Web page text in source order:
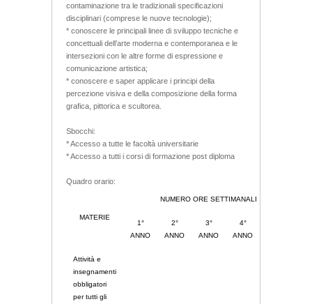
contaminazione tra le tradizionali specificazioni
disciplinari (comprese le nuove tecnologie);
* conoscere le principali linee di sviluppo tecniche e
concettuali dell’arte moderna e contemporanea e le
intersezioni con le altre forme di espressione e
comunicazione artistica;
* conoscere e saper applicare i principi della
percezione visiva e della composizione della forma
grafica, pittorica e scultorea.
Sbocchi:
* Accesso a tutte le facoltà universitarie
* Accesso a tutti i corsi di formazione post diploma
Quadro orario:
MATERIE
NUMERO ORE SETTIMANALI
1°
ANNO
2°
ANNO
3°
ANNO
4°
ANNO
Attività e
insegnamenti
obbligatori
per tutti gli